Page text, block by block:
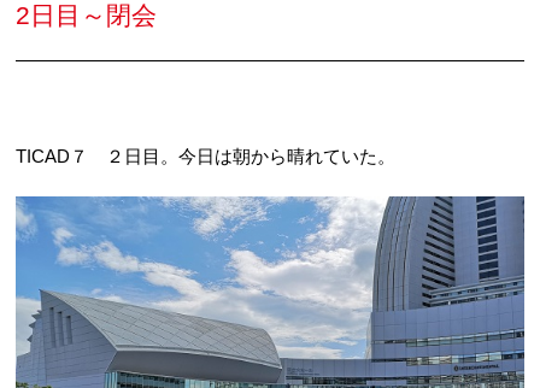
2日目～閉会
TICAD７ ２日目。今日は朝から晴れていた。